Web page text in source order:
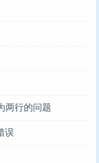
两行的问题
误